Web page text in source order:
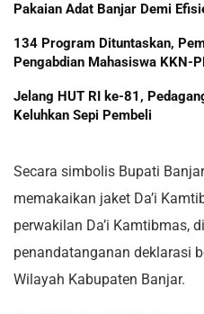
Pakaian Adat Banjar Demi
134 Program Dituntaskan,
Pengabdian Mahasiswa KKN-
Jelang HUT RI ke-81,
Keluhkan Sepi Pembeli
Secara simbolis Bupati
memakaikan jaket Da’i
perwakilan Da’i Kamtibmas,
penandatanganan deklarasi
Wilayah Kabupaten Banjar.